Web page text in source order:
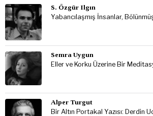
S. Özgür Ilgın
Yabancılaşmış İnsanlar,
Semra Uygun
Eller ve Korku Üzerine Bir
Alper Turgut
Bir Altın Portakal Yazısı: Derdin